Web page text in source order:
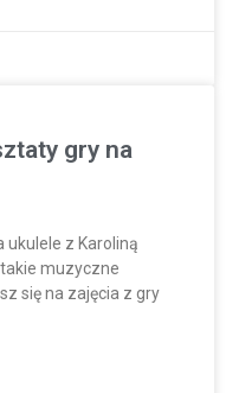
gry na
ukulele z Karoliną
muzyczne
się na zajęcia z gry